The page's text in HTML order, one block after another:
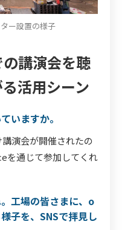
ー設置の様子
講演会を聴
活用シーン
いますか。
演会が開催されたの
を通じて参加してくれ
工場の皆さまに、o
子を、SNSで拝見し